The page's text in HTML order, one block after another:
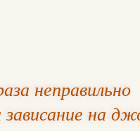
неправильно
на